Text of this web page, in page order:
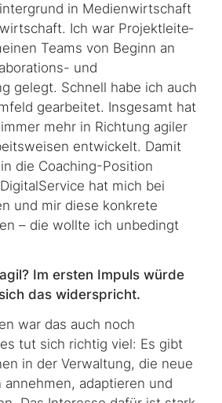
in Medienwirtschaft
Ich war Pro­jekt­lei­te­
Teams von Beginn an
und
gelegt. Schnell habe ich auch
gearbeitet. Insgesamt hat
mehr in Richtung agiler
entwickelt. Damit
die Coaching-Position
hat mich bei
und mir diese konkrete
– die wollte ich unbedingt
Im ersten Impuls würde
das widerspricht.
war das auch noch
tut sich richtig viel: Es gibt
in der Ver­walt­ung, die neue
adaptieren und